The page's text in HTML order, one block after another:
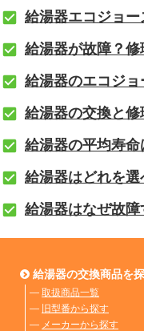
給湯器エコジョ
給湯器が故障？
給湯器のエコジ
給湯器の交換と
給湯器の平均寿命
給湯器はどれを選
給湯器はなぜ故障
給湯器の交換商品を
― 取扱商品一覧
― 旧型番から探す
― メーカーから探す